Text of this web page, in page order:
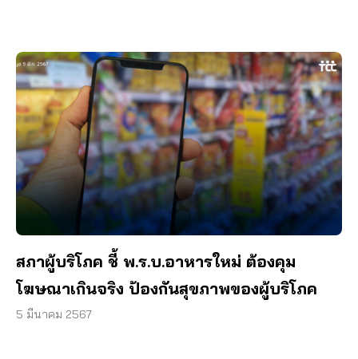
สภาผู้บริโภค ชี้ พ.ร.บ.อาหารใหม่ ต้องคุม
โฆษณาเกินจริง ป้องกันสุขภาพของผู้บริโภค
5 มีนาคม 2567